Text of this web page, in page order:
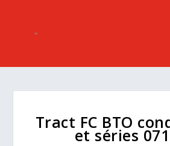
Tract FC BTO
et séries